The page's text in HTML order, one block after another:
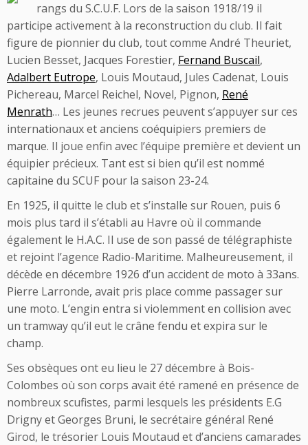
rangs du S.C.U.F. Lors de la saison 1918/19 il
participe activement à la reconstruction du club. Il fait
figure de pionnier du club, tout comme André Theuriet,
Lucien Besset, Jacques Forestier, Fernand Buscail,
Adalbert Eutrope, Louis Moutaud, Jules Cadenat, Louis
Pichereau, Marcel Reichel, Novel, Pignon, René
Menrath… Les jeunes recrues peuvent s’appuyer sur ces
internationaux et anciens coéquipiers premiers de
marque. Il joue enfin avec l’équipe première et devient un
équipier précieux. Tant est si bien qu’il est nommé
capitaine du SCUF pour la saison 23-24.
En 1925, il quitte le club et s’installe sur Rouen, puis 6
mois plus tard il s’établi au Havre où il commande
également le H.A.C. Il use de son passé de télégraphiste
et rejoint l’agence Radio-Maritime. Malheureusement, il
décède en décembre 1926 d’un accident de moto à 33ans.
Pierre Larronde, avait pris place comme passager sur
une moto. L’engin entra si violemment en collision avec
un tramway qu’il eut le crâne fendu et expira sur le
champ.
Ses obsèques ont eu lieu le 27 décembre à Bois-
Colombes où son corps avait été ramené en présence de
nombreux scufistes, parmi lesquels les présidents E.G
Drigny et Georges Bruni, le secrétaire général René
Girod, le trésorier Louis Moutaud et d’anciens camarades